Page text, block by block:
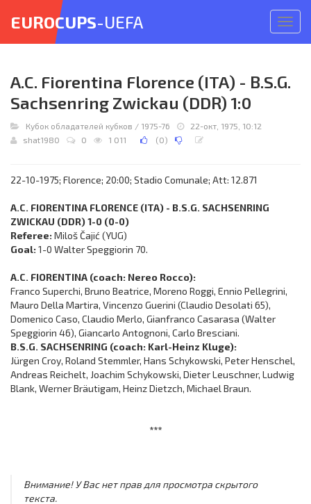
меню
EUROCUPS-UEFA
A.C. Fiorentina Florence (ITA) - B.S.G.
Sachsenring Zwickau (DDR) 1:0
Кубок обладателей кубков / 1975-76
22-окт, 1975, 10:12
shat1980
0 1 011 (0)
22-10-1975; Florence; 20:00; Stadio Comunale; Att: 12.871
A.C. FIORENTINA FLORENCE (ITA) - B.S.G. SACHSENRING
ZWICKAU (DDR) 1-0 (0-0)
Referee: Miloš Čajić (YUG)
Goal: 1-0 Walter Speggiorin 70.
A.C. FIORENTINA (coach: Nereo Rocco):
Franco Superchi, Bruno Beatrice, Moreno Roggi, Ennio Pellegrini,
Mauro Della Martira, Vincenzo Guerini (Claudio Desolati 65),
Domenico Caso, Claudio Merlo, Gianfranco Casarasa (Walter
Speggiorin 46), Giancarlo Antognoni, Carlo Bresciani.
B.S.G. SACHSENRING (coach: Karl-Heinz Kluge):
Jürgen Croy, Roland Stemmler, Hans Schykowski, Peter Henschel,
Andreas Reichelt, Joachim Schykowski, Dieter Leuschner, Ludwig
Blank, Werner Bräutigam, Heinz Dietzch, Michael Braun.
***
Внимание! У Вас нет прав для просмотра скрытого
текста.